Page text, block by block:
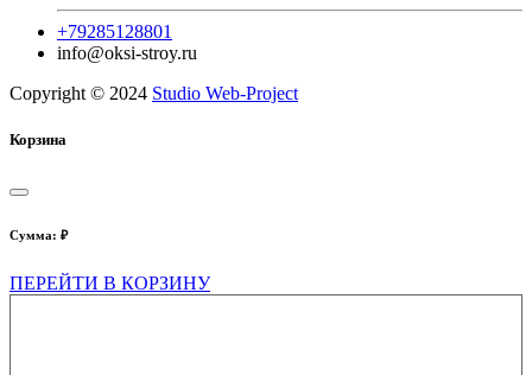
+79285128801
info@oksi-stroy.ru
Copyright © 2024 Studio Web-Project
Корзина
Сумма: ₽
ПЕРЕЙТИ В КОРЗИНУ